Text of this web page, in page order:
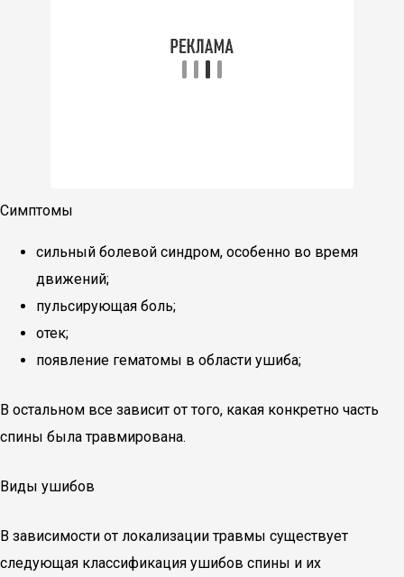
Симптомы
сильный болевой синдром, особенно во время
движений;
пульсирующая боль;
отек;
появление гематомы в области ушиба;
В остальном все зависит от того, какая конкретно часть
спины была травмирована.
Виды ушибов
В зависимости от локализации травмы существует
следующая классификация ушибов спины и их